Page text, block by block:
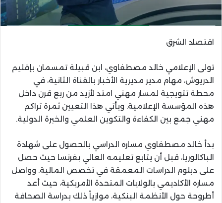
اقتصاد الشرق
تولى الإعلامي خالد مصطفاوي، ابن قبيلة تمسمان بإقليم
الدريوش، مهام مدير مديرية الأخبار بالقناة الثانية، في
محطة تتويجية لمسار مهني امتد لأزيد من ربع قرن داخل
هذه المؤسسة الإعلامية. ويأتي هذا التعيين ثمرة تراكم
مهني جمع بين الكفاءة والتكوين العلمي والخبرة الدولية.
بدأ خالد مصطفاوي مساره الدراسي بالحصول على شهادة
الباكالوريا، قبل أن يتابع تعليمه العالي بفرنسا حيث حصل
على دبلوم الدراسات المعمقة في تخصص المالية. وواصل
مساره الأكاديمي بالولايات المتحدة الأمريكية، حيث أعد
أطروحة حول الأنظمة البنكية، موازياً ذلك بدراسة الصحافة